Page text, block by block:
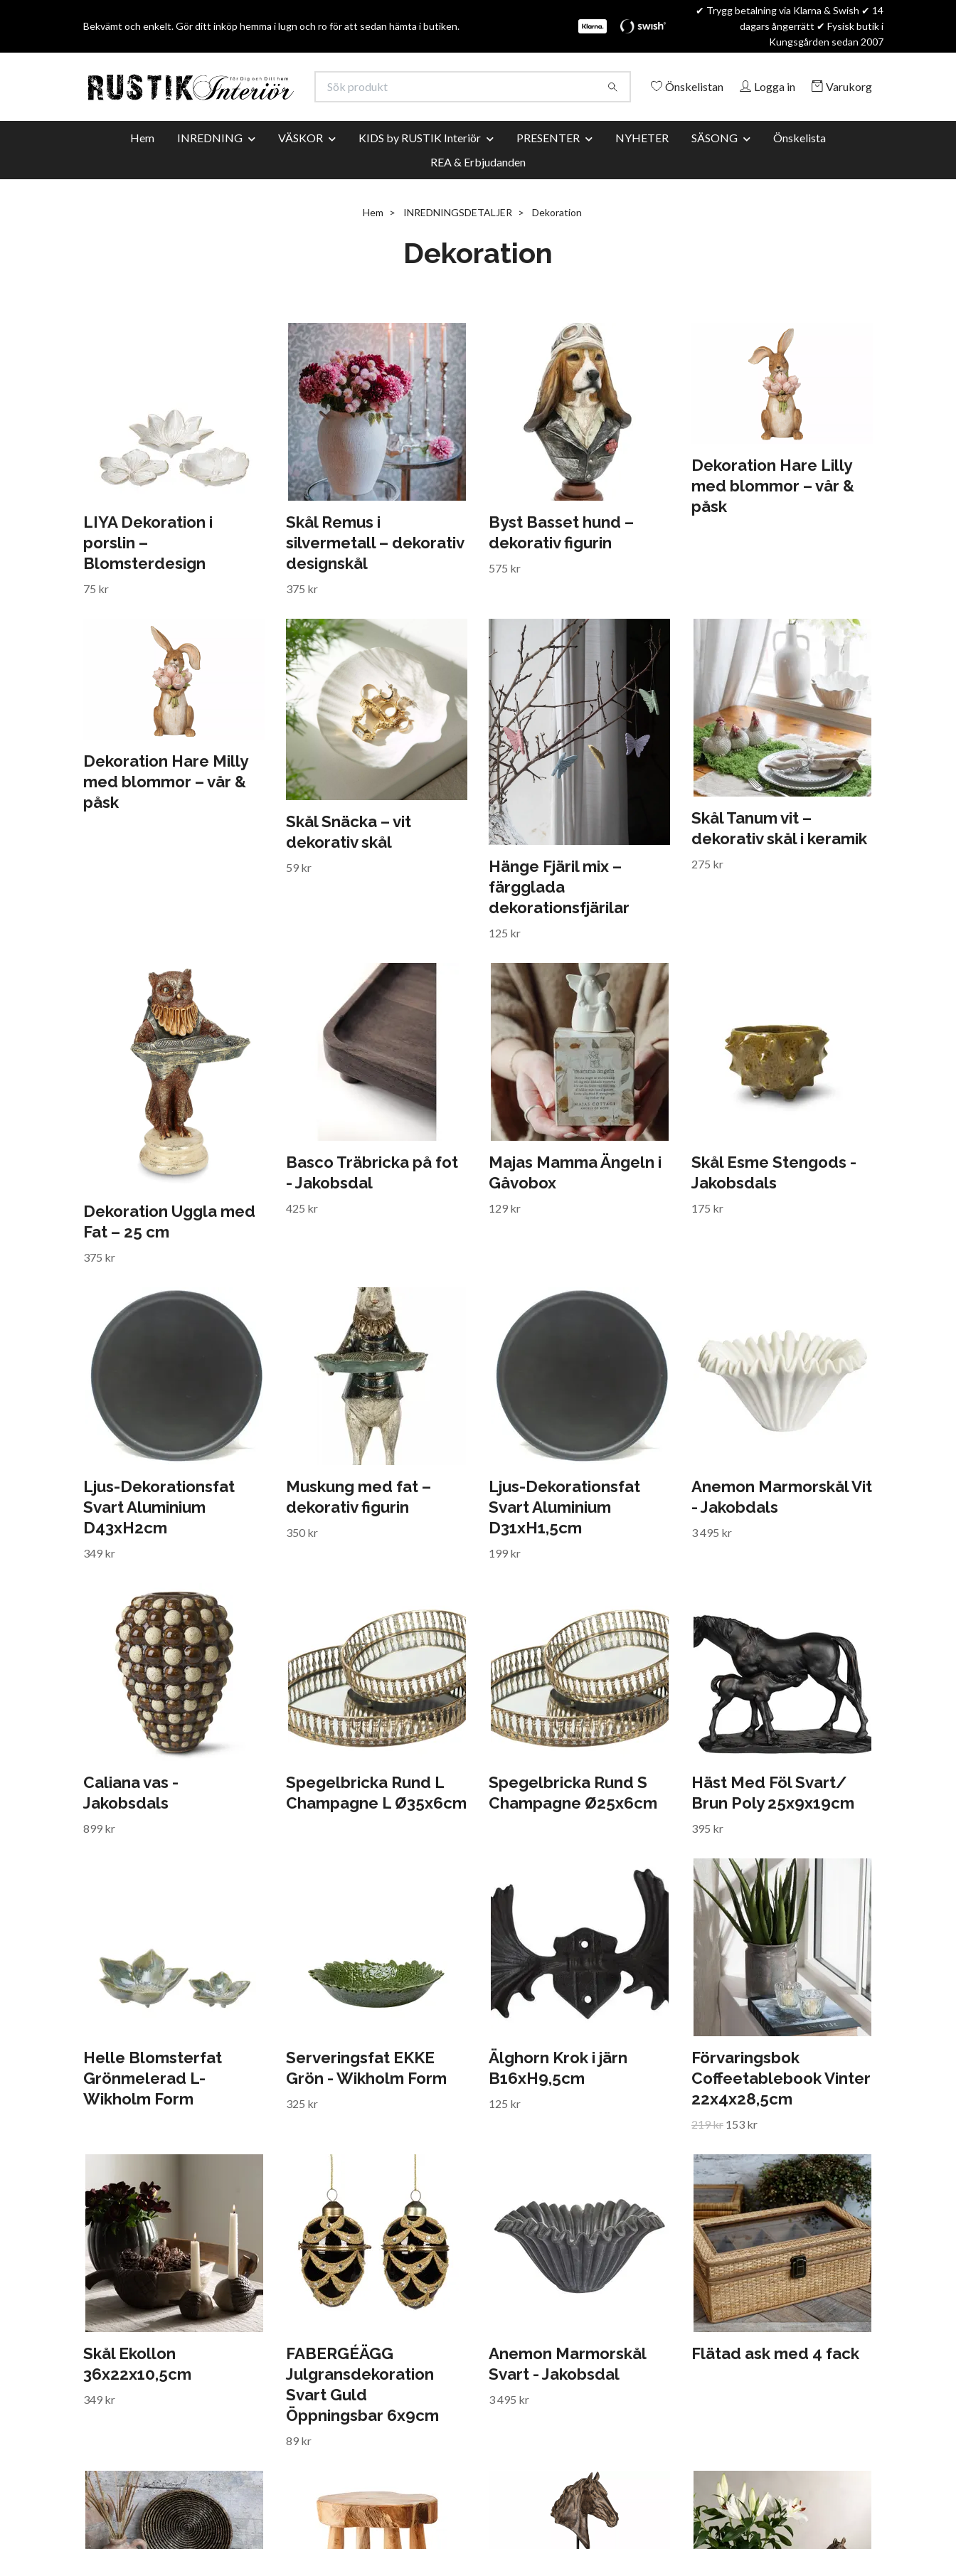
Bekvämt och enkelt. Gör ditt inköp hemma i lugn och ro för att sedan hämta i butiken.
✔ Trygg betalning via Klarna & Swish ✔ 14
dagars ångerrätt ✔ Fysisk butik i
Kungsgården sedan 2007
Önskelistan Logga in Varukorg
Hem INREDNING VÄSKOR KIDS by RUSTIK Interiör PRESENTER NYHETER SÄSONG
Önskelista
REA & Erbjudanden
Hem INREDNINGSDETALJER Dekoration
Dekoration
LIYA Dekoration i
porslin –
Blomsterdesign
75 kr
Skål Remus i
silvermetall – dekorativ
designskål
375 kr
Byst Basset hund –
dekorativ figurin
575 kr
Dekoration Hare Lilly
med blommor – vår &
påsk
Dekoration Hare Milly
med blommor – vår &
påsk
Skål Snäcka – vit
dekorativ skål
59 kr
Hänge Fjäril mix –
färgglada
dekorationsfjärilar
125 kr
Skål Tanum vit –
dekorativ skål i keramik
275 kr
Dekoration Uggla med
Fat – 25 cm
375 kr
Basco Träbricka på fot
- Jakobsdal
425 kr
Majas Mamma Ängeln i
Gåvobox
129 kr
Skål Esme Stengods -
Jakobsdals
175 kr
Ljus-Dekorationsfat
Svart Aluminium
D43xH2cm
349 kr
Muskung med fat –
dekorativ figurin
350 kr
Ljus-Dekorationsfat
Svart Aluminium
D31xH1,5cm
199 kr
Anemon Marmorskål Vit
- Jakobdals
3 495 kr
Caliana vas -
Jakobsdals
899 kr
Spegelbricka Rund L
Champagne L Ø35x6cm
Spegelbricka Rund S
Champagne Ø25x6cm
Häst Med Föl Svart/
Brun Poly 25x9x19cm
395 kr
Helle Blomsterfat
Grönmelerad L-
Wikholm Form
Serveringsfat EKKE
Grön - Wikholm Form
325 kr
Älghorn Krok i järn
B16xH9,5cm
125 kr
Förvaringsbok
Coffeetablebook Vinter
22x4x28,5cm
219 kr 153 kr
Skål Ekollon
36x22x10,5cm
349 kr
FABERGÉÄGG
Julgransdekoration
Svart Guld
Öppningsbar 6x9cm
89 kr
Anemon Marmorskål
Svart - Jakobsdal
3 495 kr
Flätad ask med 4 fack